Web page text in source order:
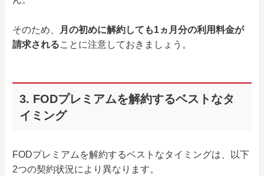
そのため、
月の初めに解約しても1ヵ月分の利用料金が
請求されることに注意しておきましょう。
3. FODプレミアムを解約するベストなタ
イミング
FODプレミアムを解約するベストなタイミングは、以下
2つの契約状況により異なります。